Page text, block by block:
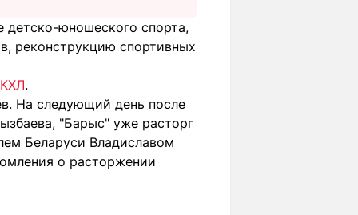
детско-юношеского спорта,
реконструкцию спортивных
.
На следующий день после
"Барыс" уже расторг
Беларуси Владиславом
о расторжении